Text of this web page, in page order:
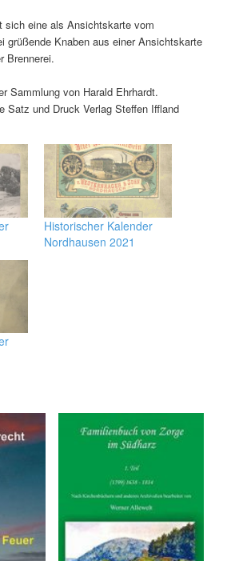
sich eine als Ansichtskarte vom
grüßende Knaben aus einer Ansichtskarte
Brennerei.
Sammlung von Harald Ehrhardt.
Satz und Druck Verlag Steffen Iffland
Historischer Kalender
Nordhausen 2021